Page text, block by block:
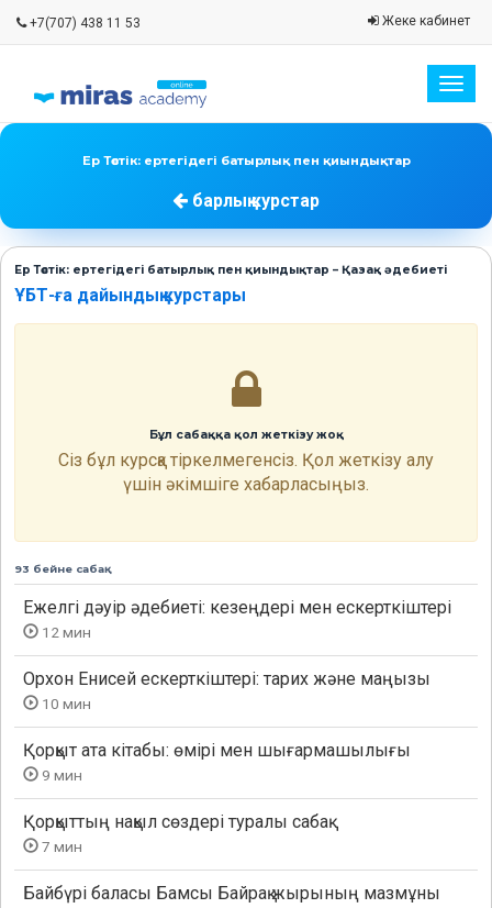
+7(707) 438 11 53 Жеке кабинет
Ер Төстік: ертегідегі батырлық пен қиындықтар
барлық курстар
Ер Төстік: ертегідегі батырлық пен қиындықтар – Қазақ әдебиеті
ҰБТ-ға дайындық курстары
Бұл сабаққа қол жеткізу жоқ
Сіз бұл курсқа тіркелмегенсіз. Қол жеткізу алу
үшін әкімшіге хабарласыңыз.
93 бейне сабақ
Ежелгі дәуір әдебиеті: кезеңдері мен ескерткіштері
12 мин
Орхон Енисей ескерткіштері: тарих және маңызы
10 мин
Қорқыт ата кітабы: өмірі мен шығармашылығы
9 мин
Қорқыттың нақыл сөздері туралы сабақ
7 мин
Байбүрі баласы Бамсы Байрақ жырының мазмұны